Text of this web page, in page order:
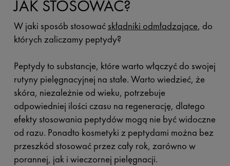
JAK STOSOWAĆ?
W jaki sposób stosować składniki odmładzające, do
których zaliczamy peptydy?
Peptydy to substancje, które warto włączyć do swojej
rutyny pielęgnacyjnej na stałe. Warto wiedzieć, że
skóra, niezależnie od wieku, potrzebuje
odpowiedniej ilości czasu na regenerację, dlatego
efekty stosowania peptydów mogą nie być widoczne
od razu. Ponadto kosmetyki z peptydami można bez
przeszkód stosować przez cały rok, zarówno w
porannej, jak i wieczornej pielęgnacji.